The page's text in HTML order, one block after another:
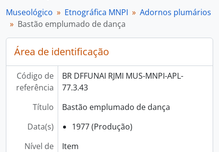
Museológico Etnográfica MNPI
Adornos plumários
Bastão emplumado de dança
Área de identificação
Código de
referência
BR DFFUNAI RJMI MUS-MNPI-APL-
77.3.43
Título
Bastão emplumado de dança
Data(s)
1977 (Produção)
Nível de
Item